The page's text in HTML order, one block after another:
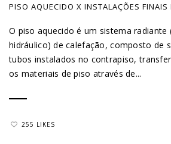
PISO AQUECIDO X INSTALAÇÕES FINAIS
O piso aquecido é um sistema radiante
hidráulico) de calefação, composto de
tubos instalados no contrapiso,
os materiais de piso através de...
255 LIKES